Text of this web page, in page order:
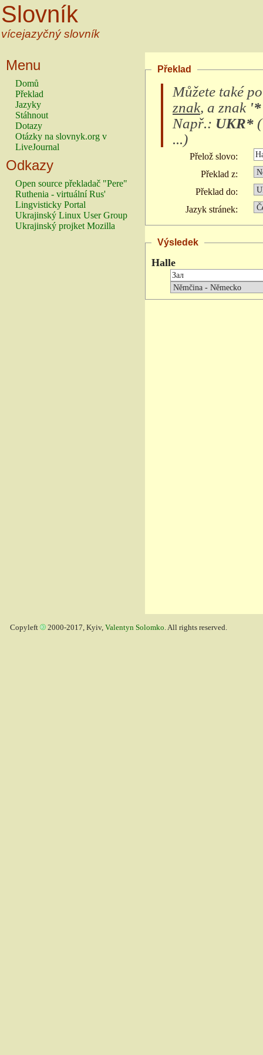
Slovník
vícejazyčný slovník
Menu
Domů
Překlad
Jazyky
Stáhnout
Dotazy
Otázky na slovnyk.org v
LiveJournal
Odkazy
Open source překladač "Pere"
Ruthenia - virtuální Rus'
Lingvisticky Portal
Ukrajinský Linux User Group
Ukrajinský projket Mozilla
Překlad
Můžete také
znak, a znak
Např.: UKR* (
...)
Přelož slovo:
Překlad z:
Překlad do:
Jazyk stránek:
Výsledek
Halle
Copyleft 2000-2017, Kyiv, Valentyn Solomko. All rights reserved.